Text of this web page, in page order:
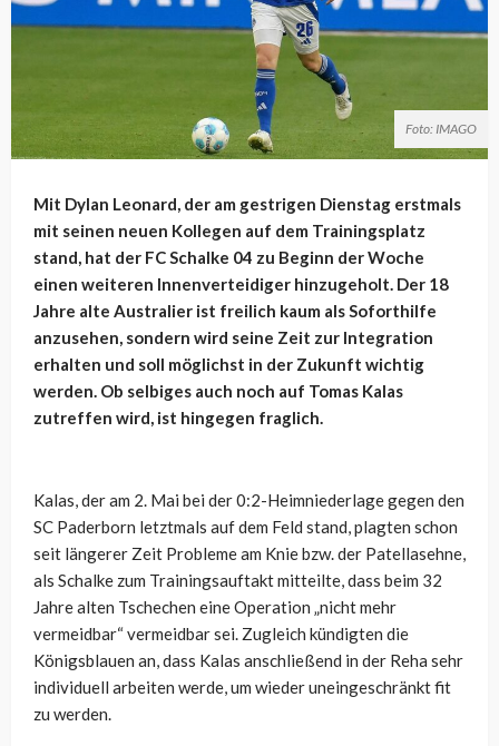
Foto: IMAGO
Mit Dylan Leonard, der am gestrigen Dienstag erstmals
mit seinen neuen Kollegen auf dem Trainingsplatz
stand, hat der FC Schalke 04 zu Beginn der Woche
einen weiteren Innenverteidiger hinzugeholt. Der 18
Jahre alte Australier ist freilich kaum als Soforthilfe
anzusehen, sondern wird seine Zeit zur Integration
erhalten und soll möglichst in der Zukunft wichtig
werden. Ob selbiges auch noch auf Tomas Kalas
zutreffen wird, ist hingegen fraglich.
Kalas, der am 2. Mai bei der 0:2-Heimniederlage gegen den
SC Paderborn letztmals auf dem Feld stand, plagten schon
seit längerer Zeit Probleme am Knie bzw. der Patellasehne,
als Schalke zum Trainingsauftakt mitteilte, dass beim 32
Jahre alten Tschechen eine Operation „nicht mehr
vermeidbar“ vermeidbar sei. Zugleich kündigten die
Königsblauen an, dass Kalas anschließend in der Reha sehr
individuell arbeiten werde, um wieder uneingeschränkt fit
zu werden.